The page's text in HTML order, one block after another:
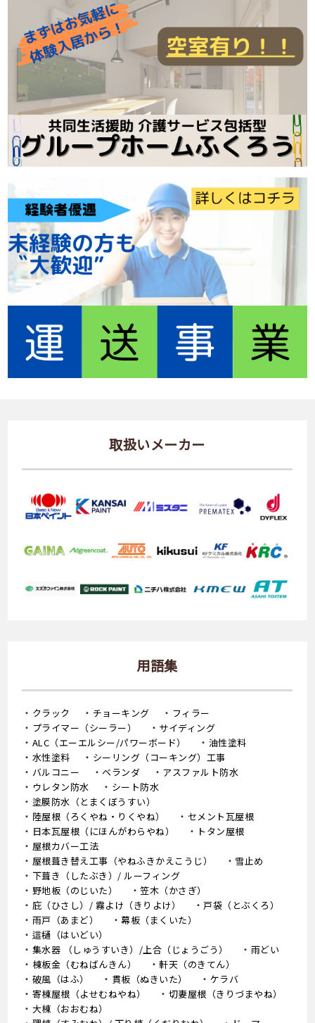
取扱いメーカー
用語集
クラック チョーキング
フィラー
プライマー（シーラー）
サイディング
ALC（エーエルシー/パワーボード）
油性塗料
水性塗料
シーリング（コーキング）工事
バルコニー
ベランダ
アスファルト防水
ウレタン防水
シート防水
塗膜防水（とまくぼうすい）
陸屋根（ろくやね・りくやね）
セメント瓦屋根
日本瓦屋根（にほんがわらやね）
トタン屋根
屋根カバー工法
屋根葺き替え工事（やねふきかえこうじ）
雪止め
下葺き（したぶき）/ ルーフィング
野地板（のじいた）
笠木（かさぎ）
庇（ひさし）/ 霧よけ（きりよけ）
戸袋（とぶくろ）
雨戸（あまど）
幕板（まくいた）
這樋（はいどい）
集水器 （しゅうすいき）/上合（じょうごう）
雨どい
棟板金（むねばんきん）
軒天（のきてん）
破風（はふ）
貫板（ぬきいた）
ケラバ
寄棟屋根（よせむねやね）
切妻屋根（きりづまやね）
大棟（おおむね）